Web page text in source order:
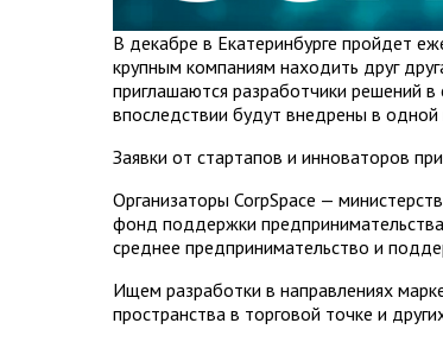
В декабре в Екатеринбурге пройдет
крупным компаниям находить друг
приглашаются разработчики решений
впоследствии будут внедрены в
Заявки от стартапов и инноваторов
Организаторы CorpSpace —
фонд поддержки
среднее предпринимательство и
Ищем разработки в направлениях
пространства в торговой точке и